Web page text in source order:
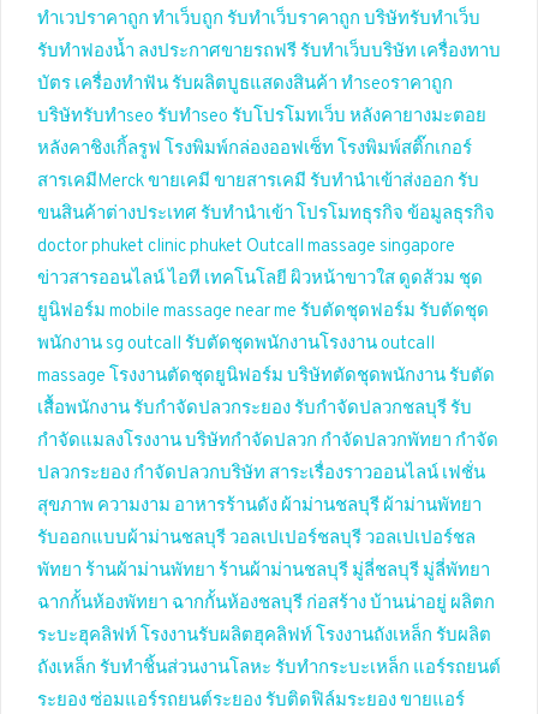
ทำเวปราคาถูก ทำเว็บถูก รับทำเว็บราคาถูก บริษัทรับทำเว็บ
รับทำฟองน้ำ ลงประกาศขายรถฟรี รับทำเว็บบริษัท เครื่องทาบ
บัตร เครื่องทำฟัน รับผลิตบูธแสดงสินค้า ทำseoราคาถูก
บริษัทรับทำseo รับทำseo รับโปรโมทเว็บ หลังคายางมะตอย
หลังคาชิงเกิ้ลรูฟ โรงพิมพ์กล่องออฟเซ็ท โรงพิมพ์สติ๊กเกอร์
สารเคมีMerckขายเคมี ขายสารเคมี รับทำนำเข้าส่งออก รับ
ขนสินค้าต่างประเทศ รับทำนำเข้า โปรโมทธุรกิจ ข้อมูลธุรกิจ
doctor phuket clinic phuket Outcall massage singapore
ข่าวสารออนไลน์ไอที เทคโนโลยี ผิวหน้าขาวใส ดูดส้วม ชุด
ยูนิฟอร์ม mobile massage near me รับตัดชุดฟอร์ม รับตัดชุด
พนักงาน sg outcall รับตัดชุดพนักงานโรงงาน outcall
massage โรงงานตัดชุดยูนิฟอร์ม บริษัทตัดชุดพนักงาน รับตัด
เสื้อพนักงาน รับกำจัดปลวกระยอง รับกำจัดปลวกชลบุรี รับ
กำจัดแมลงโรงงานบริษัทกำจัดปลวก กำจัดปลวกพัทยา กำจัด
ปลวกระยอง กำจัดปลวกบริษัท สาระเรื่องราวออนไลน์ เฟชั่น
สุขภาพ ความงาม อาหารร้านดัง ผ้าม่านชลบุรี ผ้าม่านพัทยา
รับออกแบบผ้าม่านชลบุรี วอลเปเปอร์ชลบุรี วอลเปเปอร์ชล
พัทยา ร้านผ้าม่านพัทยา ร้านผ้าม่านชลบุรี มู่ลี่ชลบุรี มู่ลี่พัทยา
ฉากกั้นห้องพัทยา ฉากกั้นห้องชลบุรี ก่อสร้าง บ้านน่าอยู่ ผลิตก
ระบะฮุคลิฟท์ โรงงานรับผลิตฮุคลิฟท์ โรงงานถังเหล็ก รับผลิต
ถังเหล็ก รับทำชิ้นส่วนงานโลหะ รับทำกระบะเหล็ก แอร์รถยนต์
ระยองซ่อมแอร์รถยนต์ระยอง รับติดฟิล์มระยองขายแอร์